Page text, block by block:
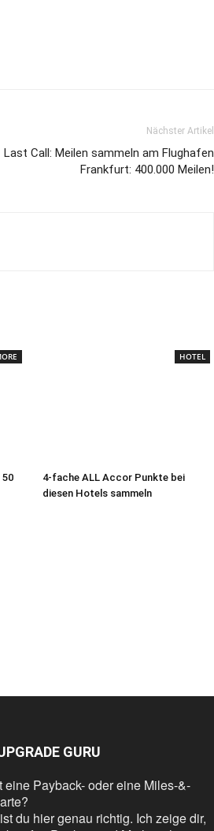
Nächster Artikel
Last Call: Meilen sammeln am Flughafen
Frankfurt: 400.000 Meilen!
50
HOTEL
4-fache ALL Accor Punkte bei
diesen Hotels sammeln
GURU
eine Payback- oder eine Miles-&-
du hier genau richtig. Ich zeige dir,